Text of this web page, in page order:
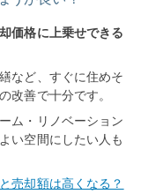
価格に上乗せできる
など、すぐに住めそ
改善で十分です。
ム・リノベーション
い空間にしたい人も
売却額は高くなる？